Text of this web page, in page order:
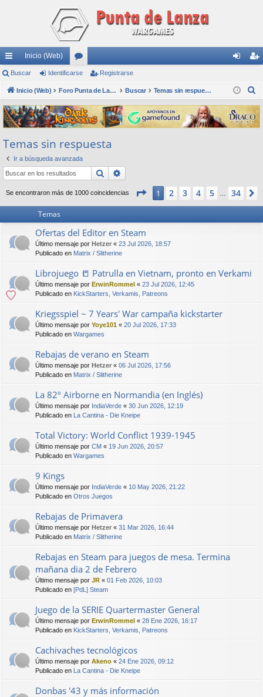
nl
ac
es
rá
pi
do
s
Inicio (Web)
or
os nti
fic
ar
ist
ra
rs
Buscar Identificarse Registrarse
Inicio (Web) Foro Punta de Lanza Wargames Buscar Temas sin respuesta
s
c
Temas sin respuesta
Ir a búsqueda avanzada
Buscar
Se encontraron más de 1000 coincidencias Página de 34
1 2 3 4 5 34
Temas
Ofertas del Editor en Steam
Último mensaje por Hetzer « 23 Jul 2026, 18:57
Publicado en Matrix / Slitherine
Librojuego 📒 Patrulla en Vietnam, pronto en Verkami
Último mensaje por ErwinRommel « 23 Jul 2026, 12:45
Publicado en KickStarters, Verkamis, Patreons
Kriegsspiel ~ 7 Years' War campaña kickstarter
Último mensaje por Yoye101 « 20 Jul 2026, 17:33
Publicado en Wargames
Rebajas de verano en Steam
Último mensaje por Hetzer « 06 Jul 2026, 17:56
Publicado en Matrix / Slitherine
La 82º Airborne en Normandia (en Inglés)
Último mensaje por IndiaVerde « 30 Jun 2026, 12:19
Publicado en La Cantina - Die Kneipe
Total Victory: World Conflict 1939-1945
Último mensaje por CM « 19 Jun 2026, 20:57
Publicado en Wargames
9 Kings
Último mensaje por IndiaVerde « 10 May 2026, 21:22
Publicado en Otros Juegos
Rebajas de Primavera
Último mensaje por Hetzer « 31 Mar 2026, 16:44
Publicado en Matrix / Slitherine
Rebajas en Steam para juegos de mesa. Termina
mañana dia 2 de Febrero
Último mensaje por JR « 01 Feb 2026, 10:03
Publicado en [PdL] Steam
Juego de la SERIE Quartermaster General
Último mensaje por ErwinRommel « 28 Ene 2026, 16:17
Publicado en KickStarters, Verkamis, Patreons
Cachivaches tecnológicos
Último mensaje por Akeno « 24 Ene 2026, 09:12
Publicado en La Cantina - Die Kneipe
Donbas '43 y más información